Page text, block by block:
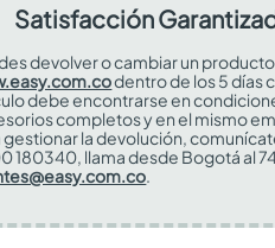
Satisfacción
devolver o cambiar un
dentro de los 5 días
debe encontrarse en
completos y en el mismo
gestionar la devolución,
180340, llama desde Bogotá al
.